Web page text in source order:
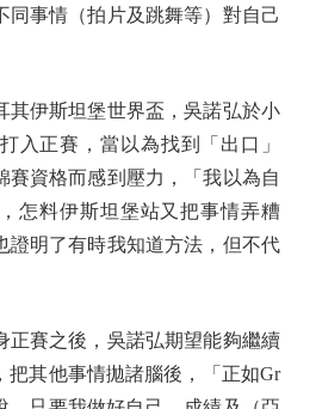
同事情（拍片及跳舞等）對自己
伊斯坦堡世界盃，吳諾弘於小
入正賽，當以為找到「出口」
賽資格而感到壓力，「我以為自
怎料伊斯坦堡站又把事情弄糟
證明了有時我知道方法，但不代
賽之後，吳諾弘期望能夠繼續
把其他事情拋諸腦後，「正如Gr